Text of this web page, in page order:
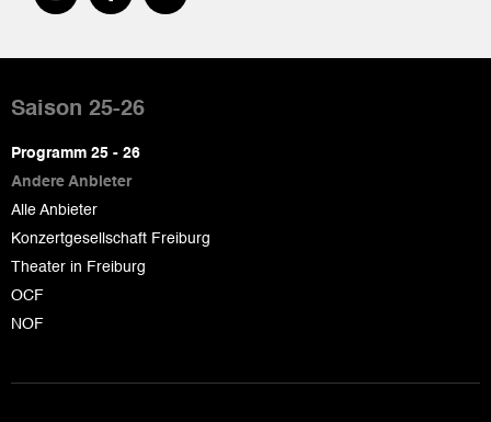
de
page
Saison 25-26
Programm 25 - 26
Andere Anbieter
Alle Anbieter
Konzertgesellschaft Freiburg
Theater in Freiburg
OCF
NOF